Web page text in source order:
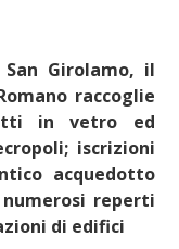
Girolamo, il
raccoglie
in vetro ed
iscrizioni
acquedotto
reperti
di edifici